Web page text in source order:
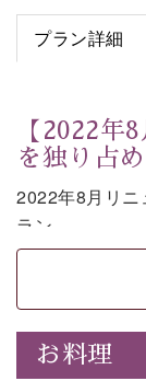
プラン詳細
【2022年
を独り占め
2022年8月リニ
ラン。
お部屋の露天
に広がる諏訪
上質な装飾を
使いやすさに
時の移り変わ
お料理